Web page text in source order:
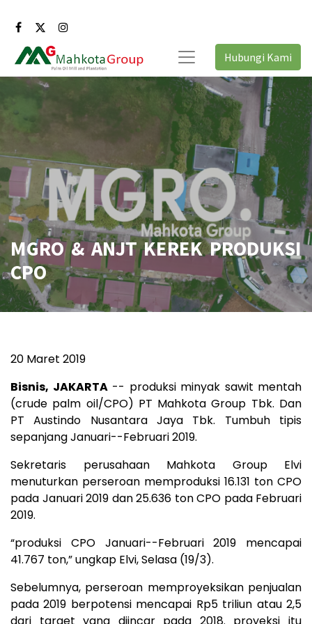
Hubungi Kami
MGRO & ANJT KEREK PRODUKSI
CPO
20 Maret 2019
Bisnis, JAKARTA-- produksi minyak sawit mentah
(crude palm oil/CPO) PT Mahkota Group Tbk. Dan
PT Austindo Nusantara Jaya Tbk. Tumbuh tipis
sepanjang Januari--Februari 2019.
Sekretaris perusahaan Mahkota Group Elvi
menuturkan perseroan memproduksi 16.131 ton CPO
pada Januari 2019 dan 25.636 ton CPO pada Februari
2019.
“produksi CPO Januari--Februari 2019 mencapai
41.767 ton,” ungkap Elvi, Selasa (19/3).
Sebelumnya, perseroan memproyeksikan penjualan
pada 2019 berpotensi mencapai Rp5 triliun atau 2,5